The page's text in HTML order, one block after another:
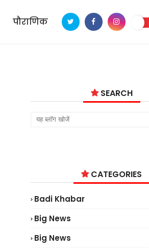
पौराणिक
SEARCH
CATEGORIES
Badi Khabar
Big News
Big News